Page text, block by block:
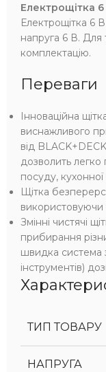
Електрощітка 6
Електрощітка 6
напруга 6 В. Для
комплектацію.
Переваги
Інноваційна
виснажливого
від
дозволить
посуду,
Щітка
використовуючи
Змінні чистячі
прибирання
швидка система
інструментів)
ТИП ТОВАРУ
НАПРУГА